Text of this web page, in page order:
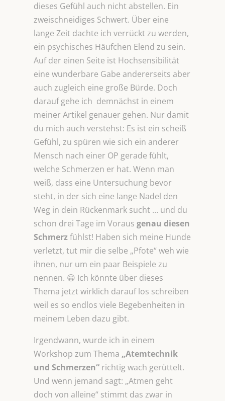
dieses Gefühl auch nicht abstellen. Ein
zweischneidiges Schwert. Über eine
lange Zeit dachte ich verrückt zu werden,
ein psychisches Häufchen Elend zu sein.
Auf der einen Seite ist Hochsensibilität
eine wunderbare Gabe andererseits aber
auch zugleich eine große Bürde. Doch
darauf gehe ich demnächst in einem
meiner Artikel genauer gehen. Nur damit
du mich auch verstehst: Es ist ein scheiß
Gefühl, zu spüren wie sich ein anderer
Mensch nach einer OP gerade fühlt,
welche Schmerzen er hat. Wenn man
weiß, dass eine Untersuchung bevor
steht, in der sich eine lange Nadel den
Weg in dein Rückenmark sucht … und du
schon drei Tage im Voraus genau diesen
Schmerzfühlst! Haben sich meine Hunde
verletzt, tut mir die selbe „Pfote“ weh wie
ihnen, nur um ein paar Beispiele zu
nennen. 😀 Ich könnte über dieses
Thema jetzt wirklich darauf los schreiben
weil es so endlos viele Begebenheiten in
meinem Leben dazu gibt.
Irgendwann, wurde ich in einem
Workshop zum Thema „Atemtechnik
und Schmerzen“ richtig wach gerüttelt.
Und wenn jemand sagt: „Atmen geht
doch von alleine“ stimmt das zwar in